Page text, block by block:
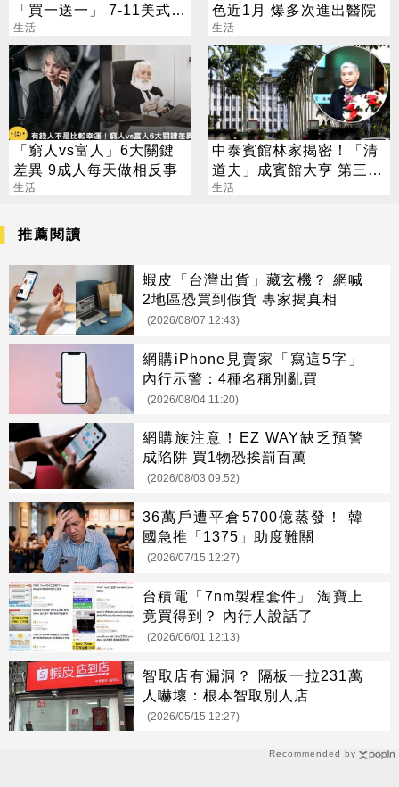
「買一送一」 7-11美式買
7送7
生活
色近1月 爆多次進出醫院
生活
「窮人vs富人」6大關鍵
差異 9成人每天做相反事
生活
中泰賓館林家揭密！「清
道夫」成賓館大亨 第三代
還建東方文華
生活
Recommended by
推薦閱讀
蝦皮「台灣出貨」藏玄機？ 網喊
2地區恐買到假貨 專家揭真相
(2026/08/07 12:43)
網購iPhone見賣家「寫這5字」
內行示警：4種名稱別亂買
(2026/08/04 11:20)
網購族注意！EZ WAY缺乏預警
成陷阱 買1物恐挨罰百萬
(2026/08/03 09:52)
36萬戶遭平倉5700億蒸發！ 韓
國急推「1375」助度難關
(2026/07/15 12:27)
台積電「7nm製程套件」 淘寶上
竟買得到？ 內行人說話了
(2026/06/01 12:13)
智取店有漏洞？ 隔板一拉231萬
人嚇壞：根本智取別人店
(2026/05/15 12:27)